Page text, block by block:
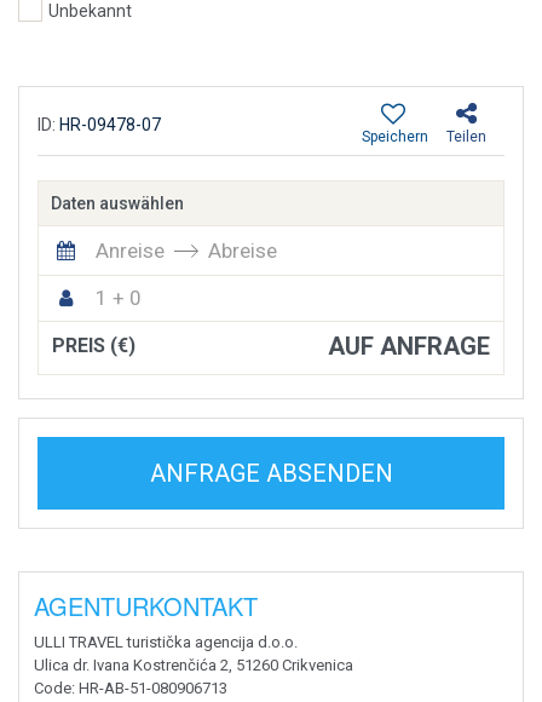
Unbekannt
ID: HR-09478-07
Teilen
Speichern
Daten auswählen
Anreise
Abreise
1 + 0
PREIS (€) AUF ANFRAGE
ANFRAGE ABSENDEN
AGENTURKONTAKT
ULLI TRAVEL turistička agencija d.o.o.
Ulica dr. Ivana Kostrenčića 2, 51260 Crikvenica
Code: HR-AB-51-080906713